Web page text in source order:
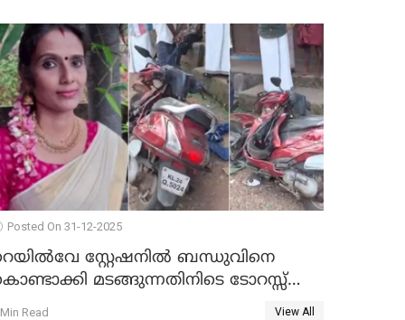
Posted On 31-12-2025
സ്റ്റേഷനിൽ ബന്ധുവിനെ
മടങ്ങുന്നതിനിടെ ടോറസ്സ്
സ്കൂട്ടറിൽ ഇടിച്ചു : യുവതിക്ക്
Read View All